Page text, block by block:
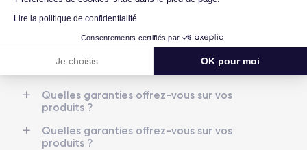
Lire la politique de confidentialité
Consentements certifiés par
Je choisis OK pour moi
Comment demander un retour ?
Comment demander un retour ?
Quelles garanties offrez-vous sur vos
produits ?
Quelles garanties offrez-vous sur vos
produits ?